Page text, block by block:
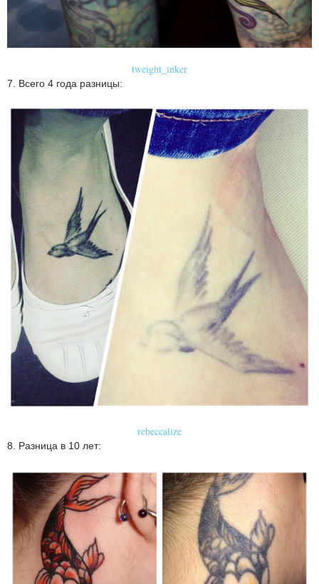
tweight_inker
7. Всего 4 года разницы:
rebeccalize
8. Разница в 10 лет: